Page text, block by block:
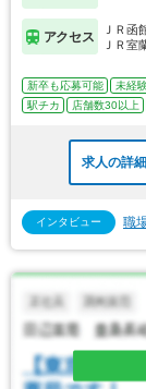
アクセス
ＪＲ函
ＪＲ
新卒も応募可能 未経
駅チカ
店舗数30以上
求人の詳
インタビュー 職